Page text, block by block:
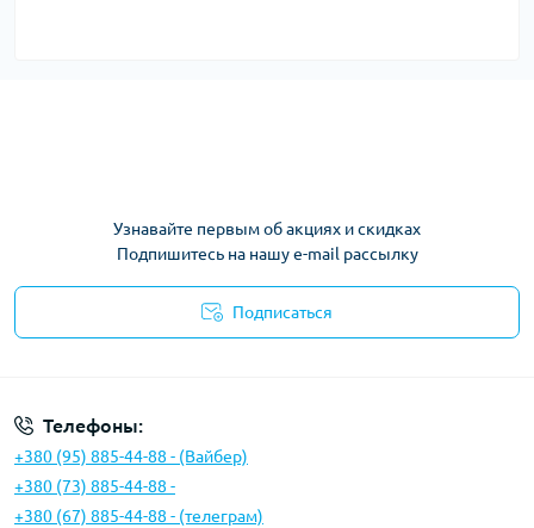
Узнавайте первым об акциях и скидках
Подпишитесь на нашу e-mail рассылку
Подписаться
Телефоны:
+380 (95) 885-44-88 - (Вайбер)
+380 (73) 885-44-88 -
+380 (67) 885-44-88 - (телеграм)